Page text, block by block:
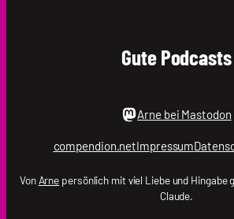
Gute Podcasts
Arne bei Mastodon
compendion.netImpressum
VonArne persönlich mit viel Liebe und Hingabe
Claude.